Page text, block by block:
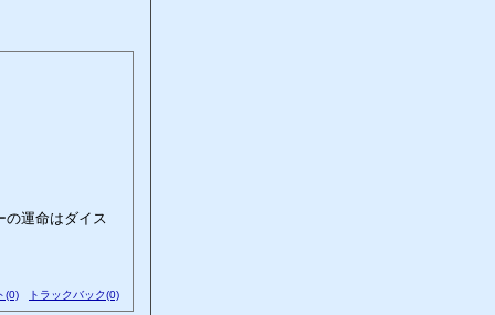
の運命はダイス
(0) トラックバック(0)